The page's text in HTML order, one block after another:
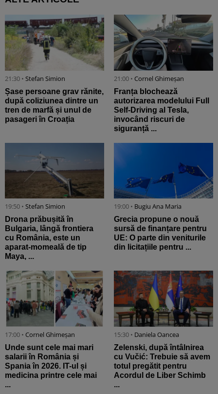
21:30 • Stefan Simion
Șase persoane grav rănite,
după coliziunea dintre un
tren de marfă și unul de
pasageri în Croația
21:00 • Cornel Ghimeșan
Franța blochează
autorizarea modelului Full
Self-Driving al Tesla,
invocând riscuri de
siguranță ...
19:50 • Stefan Simion
Drona prăbușită în
Bulgaria, lângă frontiera
cu România, este un
aparat-momeală de tip
Maya, ...
19:00 • Bugiu ⁠Ana Maria
Grecia propune o nouă
sursă de finanțare pentru
UE: O parte din veniturile
din licitațiile pentru ...
17:00 • Cornel Ghimeșan
Unde sunt cele mai mari
salarii în România și
Spania în 2026. IT-ul și
medicina printre cele mai
...
15:30 • Daniela Oancea
Zelenski, după întâlnirea
cu Vučić: Trebuie să avem
totul pregătit pentru
Acordul de Liber Schimb
...